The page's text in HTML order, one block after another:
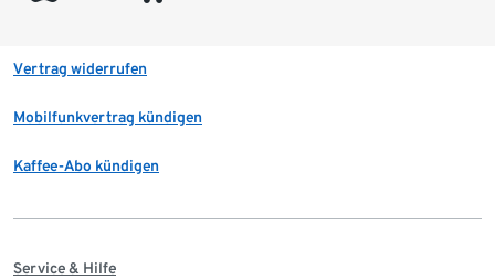
Vertrag widerrufen
Mobilfunkvertrag kündigen
Kaffee-Abo kündigen
Service & Hilfe